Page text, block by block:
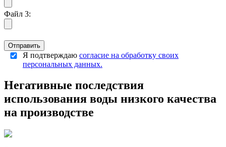
Файл 3:
Отправить
Я подтверждаю согласие на обработку своих
персональных данных.
Негативные последствия
использования воды низкого качества
на производстве